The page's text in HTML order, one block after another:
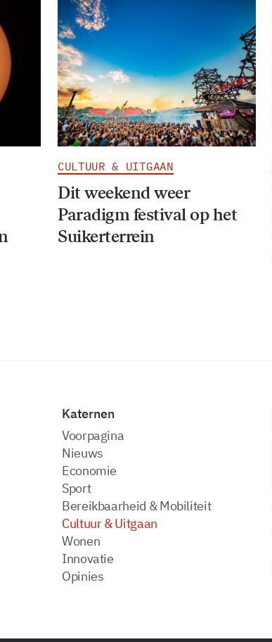
CULTUUR & UITGAAN
Dit weekend weer
Paradigm festival op het
Suikerterrein
Katernen
Voorpagina
Nieuws
Economie
Sport
Bereikbaarheid & Mobiliteit
Cultuur & Uitgaan
Wonen
Innovatie
Opinies